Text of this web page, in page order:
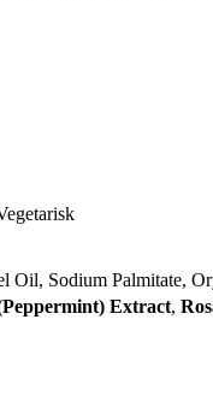
Oil, Sodium Palmitate,
Extract,